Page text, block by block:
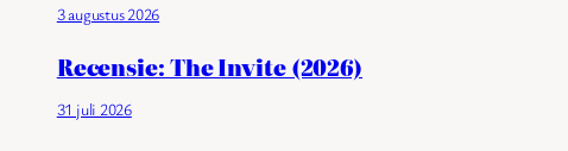
3 augustus 2026
Recensie: The Invite (2026)
31 juli 2026